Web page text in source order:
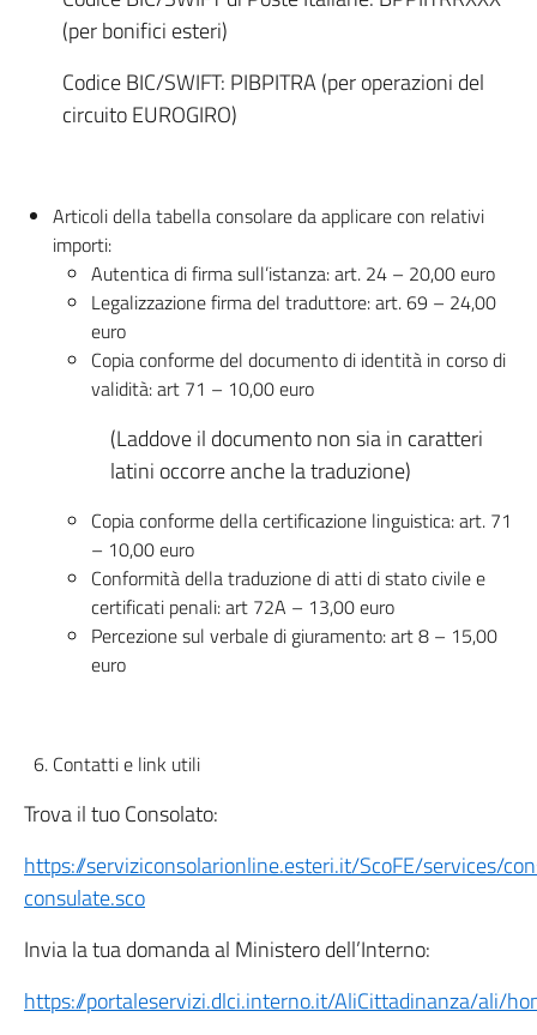
(per bonifici esteri)
Codice BIC/SWIFT: PIBPITRA (per operazioni del
circuito EUROGIRO)
Articoli della tabella consolare da applicare con relativi
importi:
Autentica di firma sull’istanza: art. 24 – 20,00 euro
Legalizzazione firma del traduttore: art. 69 – 24,00
euro
Copia conforme del documento di identità in corso di
validità: art 71 – 10,00 euro
(Laddove il documento non sia in caratteri
latini occorre anche la traduzione)
Copia conforme della certificazione linguistica: art. 71
– 10,00 euro
Conformità della traduzione di atti di stato civile e
certificati penali: art 72A – 13,00 euro
Percezione sul verbale di giuramento: art 8 – 15,00
euro
Contatti e link utili
Trova il tuo Consolato:
https://serviziconsolarionline.esteri.it/ScoFE/services/
consulate.sco
Invia la tua domanda al Ministero dell’Interno:
https://portaleservizi.dlci.interno.it/AliCittadinanza/ali/